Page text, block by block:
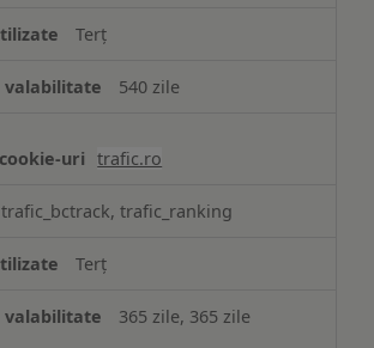
Terț
540 zile
trafic.ro
trafic_bctrack, trafic_ranking
Terț
365 zile, 365 zile